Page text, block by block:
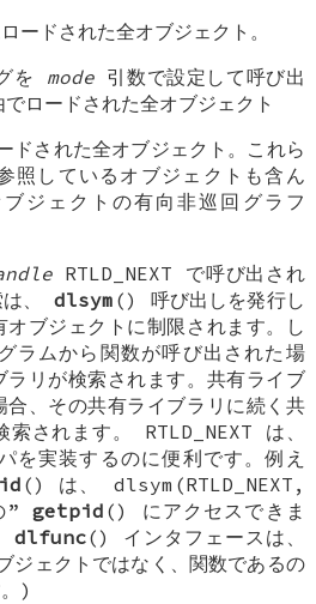
ードされた全オブジェクト。
を mode引数で設定して呼び出
ロードされた全オブジェクト
された全オブジェクト。これら
照しているオブジェクトも含ん
ジェクトの有向非巡回グラフ
RTLD_NEXT で呼び出され
は、dlsym () 呼び出しを発行し
ブジェクトに制限されます。し
ラムから関数が呼び出された場
リが検索されます。共有ライブ
、その共有ライブラリに続く共
索されます。 RTLD_NEXT は、
を実装するのに便利です。例え
() は、 dlsym(RTLD_NEXT,
”getpid () にアクセスできま
dlfunc() インタフェースは、
ェクトではなく、関数であるの
)